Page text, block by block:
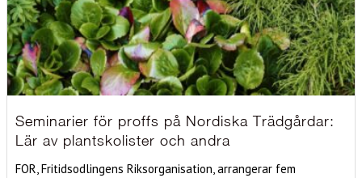
Seminarier för proffs på Nordiska Trädgårdar:
Lär av plantskolister och andra
FOR, Fritidsodlingens Riksorganisation, arrangerar fem